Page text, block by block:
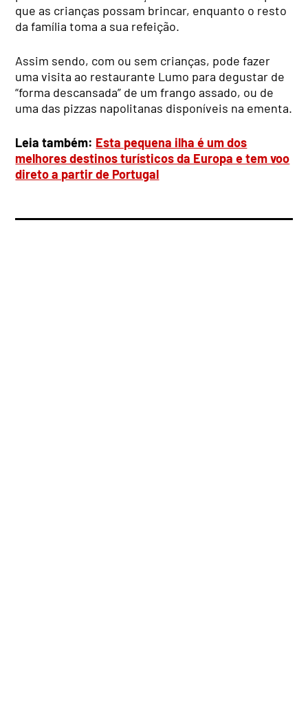
que as crianças possam brincar, enquanto o resto
da família toma a sua refeição.
Assim sendo, com ou sem crianças, pode fazer
uma visita ao restaurante Lumo para degustar de
“forma descansada” de um frango assado, ou de
uma das pizzas napolitanas disponíveis na ementa.
Leia também: Esta pequena ilha é um dos
melhores destinos turísticos da Europa e tem voo
direto a partir de Portugal